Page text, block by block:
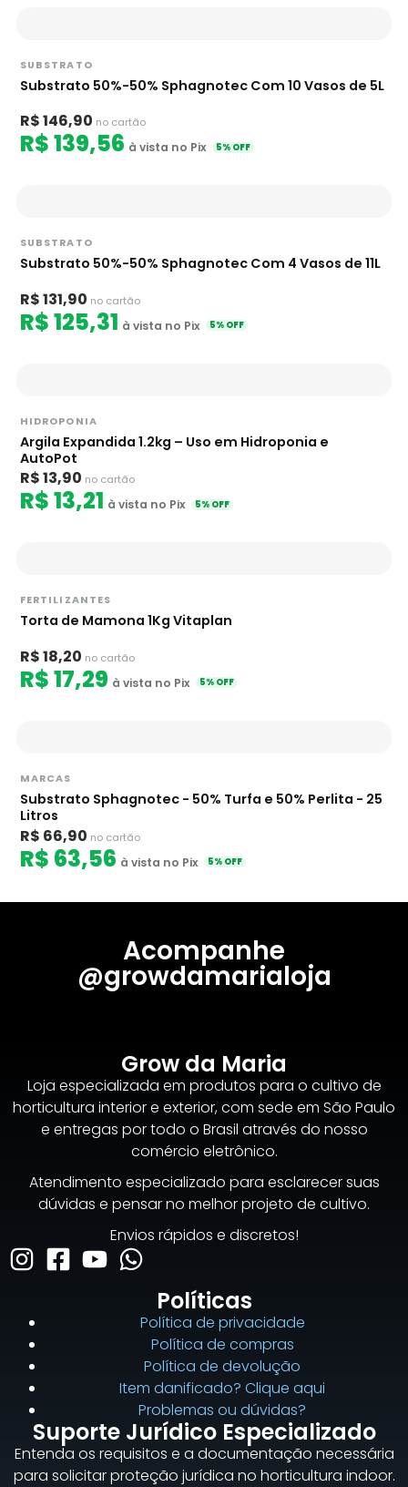
SUBSTRATO
Substrato 50%-50% Sphagnotec Com 10 Vasos de 5L
R$ 146,90 no cartão
R$ 139,56 à vista no Pix 5% OFF
SUBSTRATO
Substrato 50%-50% Sphagnotec Com 4 Vasos de 11L
R$ 131,90 no cartão
R$ 125,31 à vista no Pix 5% OFF
HIDROPONIA
Argila Expandida 1.2kg – Uso em Hidroponia e
AutoPot
R$ 13,90 no cartão
R$ 13,21 à vista no Pix 5% OFF
FERTILIZANTES
Torta de Mamona 1Kg Vitaplan
R$ 18,20 no cartão
R$ 17,29 à vista no Pix 5% OFF
MARCAS
Substrato Sphagnotec - 50% Turfa e 50% Perlita - 25
Litros
R$ 66,90 no cartão
R$ 63,56 à vista no Pix 5% OFF
Acompanhe
@growdamarialoja
Grow da Maria
Loja especializada em produtos para o cultivo de
horticultura interior e exterior, com sede em São Paulo
e entregas por todo o Brasil através do nosso
comércio eletrônico.
Atendimento especializado para esclarecer suas
dúvidas e pensar no melhor projeto de cultivo.
Envios rápidos e discretos!
Políticas
Política de privacidade
Política de compras
Política de devolução
Item danificado? Clique aqui
Problemas ou dúvidas?
Suporte Jurídico Especializado
Entenda os requisitos e a documentação necessária
para solicitar proteção jurídica no horticultura indoor.